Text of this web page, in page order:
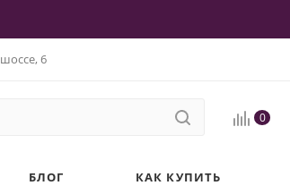
6
0
БЛОГ КАК КУПИТЬ